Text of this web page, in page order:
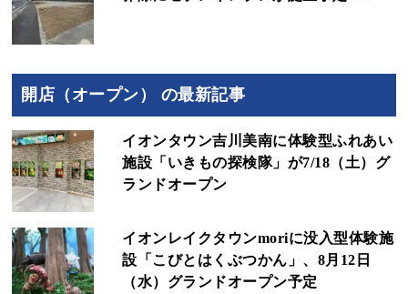
開店（オープン） の最新記事
イオンタウン吉川美南に体験型ふれあい
施設「いきもの探検隊」が7/18（土）グ
ランドオープン
イオンレイクタウンmoriに没入型体験施
設「こびとはくぶつかん」、8月12日
（水）グランドオープン予定